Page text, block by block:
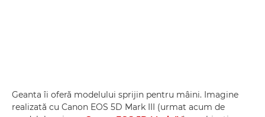
Geanta îi oferă modelului sprijin pentru mâini. Imagine
realizată cu Canon EOS 5D Mark III (urmat acum de